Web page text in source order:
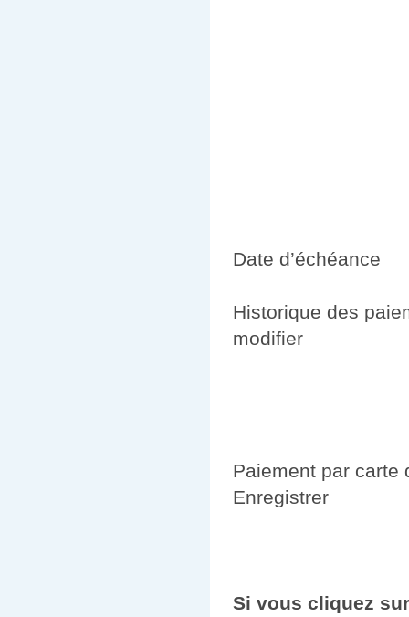
Date d’échéance
Historique des
modifier
Paiement par carte
Enregistrer
Si vous cliquez